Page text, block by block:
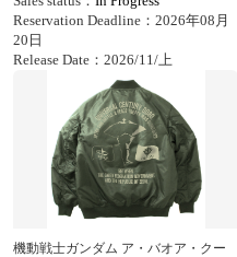
Reservation Deadline：2026年08月
20日
Release Date：2026/11/上
機動戦士ガンダム ア・バオア・クー